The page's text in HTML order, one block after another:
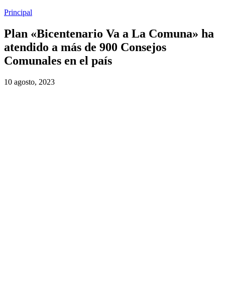
Principal
Plan «Bicentenario Va a La Comuna» ha
atendido a más de 900 Consejos
Comunales en el país
10 agosto, 2023